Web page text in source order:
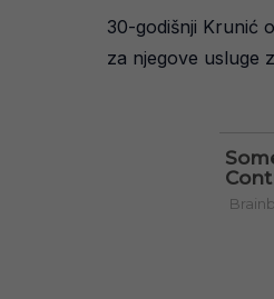
30-godišnji Krunić
za njegove usluge